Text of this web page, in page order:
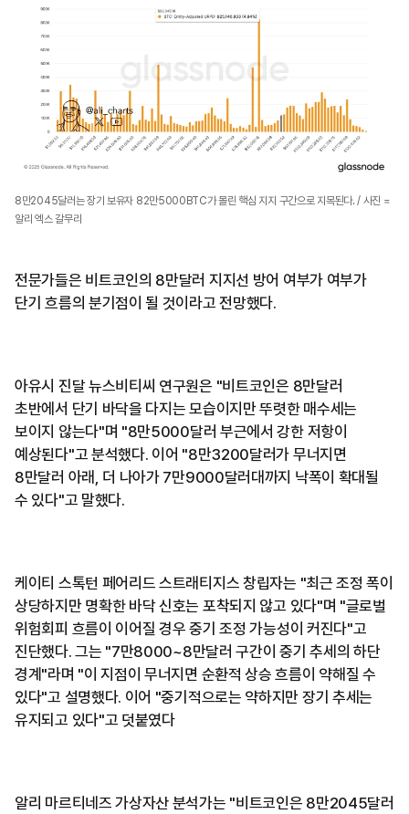
8만2045달러는 장기 보유자 82만5000BTC가 몰린 핵심 지지 구간으로 지목된다. / 사진 =
알리 엑스 갈무리
전문가들은 비트코인의 8만달러 지지선 방어 여부가 여부가
단기 흐름의 분기점이 될 것이라고 전망했다.
아유시 진달 뉴스비티씨 연구원은 "비트코인은 8만달러
초반에서 단기 바닥을 다지는 모습이지만 뚜렷한 매수세는
보이지 않는다"며 "8만5000달러 부근에서 강한 저항이
예상된다"고 분석했다. 이어 "8만3200달러가 무너지면
8만달러 아래, 더 나아가 7만9000달러대까지 낙폭이 확대될
수 있다"고 말했다.
케이티 스톡턴 페어리드 스트래티지스 창립자는 "최근 조정 폭이
상당하지만 명확한 바닥 신호는 포착되지 않고 있다"며 "글로벌
위험회피 흐름이 이어질 경우 중기 조정 가능성이 커진다"고
진단했다. 그는 "7만8000~8만달러 구간이 중기 추세의 하단
경계"라며 "이 지점이 무너지면 순환적 상승 흐름이 약해질 수
있다"고 설명했다. 이어 "중기적으로는 약하지만 장기 추세는
유지되고 있다"고 덧붙였다
알리 마르티네즈 가상자산 분석가는 "비트코인은 8만2045달러